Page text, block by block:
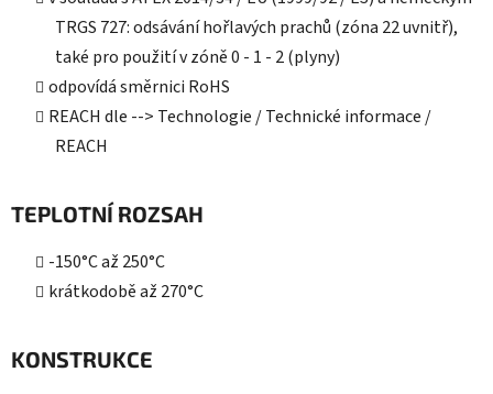
TRGS 727: odsávání hořlavých prachů (zóna 22 uvnitř),
také pro použití v zóně 0 - 1 - 2 (plyny)
odpovídá směrnici RoHS
REACH dle --> Technologie / Technické informace /
REACH
TEPLOTNÍ ROZSAH
-150°C až 250°C
krátkodobě až 270°C
KONSTRUKCE